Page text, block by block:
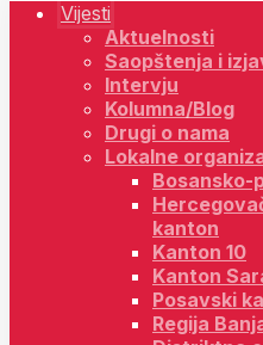
Vijesti
Aktuelnosti
Saopštenja i
Intervju
Kolumna/Blog
Drugi o nama
Lokalne
Bosansko-
kanton
Kanton 10
Kanton
Posavski
Regija